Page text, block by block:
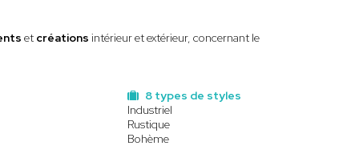
et créations intérieur et extérieur, concernant le
8 types de styles
Industriel
Rustique
Bohème